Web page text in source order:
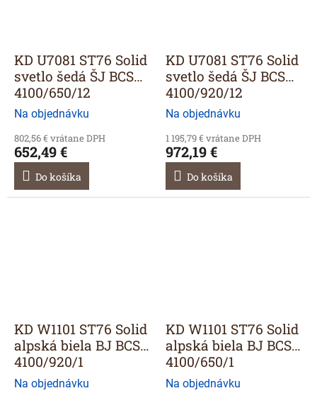
KD U7081 ST76 Solid
svetlo šedá ŠJ BCS
4100/650/12
Na objednávku
802,56 € vrátane DPH
652,49 €
Do košíka
KD U7081 ST76 Solid
svetlo šedá ŠJ BCS
4100/920/12
Na objednávku
1 195,79 € vrátane DPH
972,19 €
Do košíka
KD W1101 ST76 Solid
alpská biela BJ BCS
4100/920/1
Na objednávku
KD W1101 ST76 Solid
alpská biela BJ BCS
4100/650/1
Na objednávku